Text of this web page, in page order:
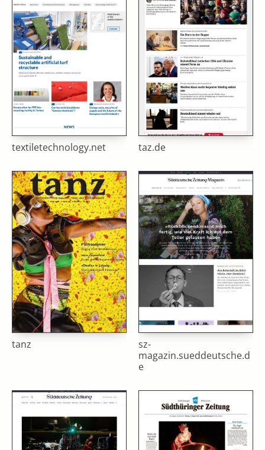
textiletechnology.net taz.de
tanz
sz-
magazin.sueddeutsche.d
e